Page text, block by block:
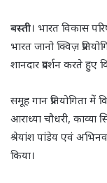
बस्ती। भारत विकास
भारत जानो क्विज़
शानदार प्रदर्शन करते
समूह गान प्रतियोगिता
आराध्या चौधरी, काव्या
श्रेयांश पांडेय एवं अभिनव
किया।